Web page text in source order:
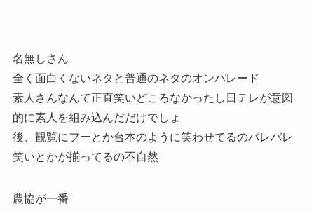
名無しさん
全く面白くないネタと普通のネタのオンパレード
素人さんなんて正直笑いどころなかったし日テレが意図
的に素人を組み込んだだけでしょ
後、観覧にフーとか台本のように笑わせてるのバレバレ
笑いとかが揃ってるの不自然
農協が一番